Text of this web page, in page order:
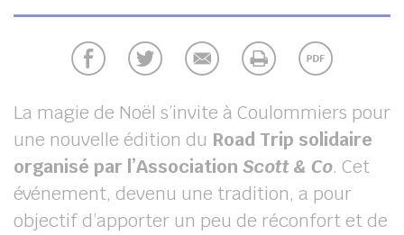
La magie de Noël s’invite à Coulommiers pour
une nouvelle édition du Road Trip solidaire
organisé par l’Association Scott & Co. Cet
événement, devenu une tradition, a pour
objectif d’apporter un peu de réconfort et de